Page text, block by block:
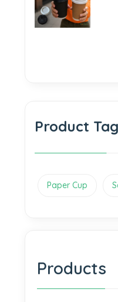
Product
Paper Cup
Products